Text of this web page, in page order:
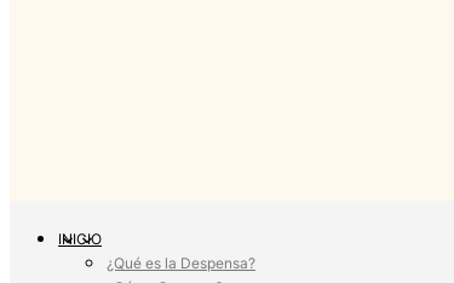
INICIO
¿Qué es la Despensa?